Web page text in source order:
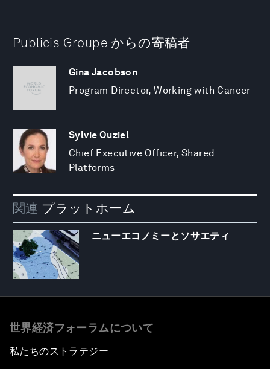
Publicis Groupe からの寄稿者
Gina Jacobson
Program Director, Working with Cancer
Sylvie Ouziel
Chief Executive Officer, Shared
Platforms
関連 プラットホーム
ニューエコノミーとソサエティ
世界経済フォーラムについて
私たちのストラテジー